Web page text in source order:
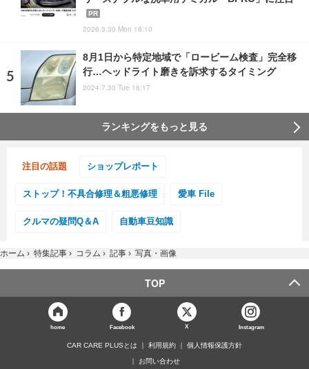
PR
2026.3.30 Mon 18:10
8月1日から特定地域で「ロービーム検査」完全移
行…ヘッドライト磨きを訴求するタイミング
2024.7.30 Tue 16:17
ランキングをもっと見る
注目の話題 ショップレポート
ストップ！不具合修理＆粗悪修理 愛車 File
クルマの疑問Q＆A 自動車豆知識
ホーム › 特集記事 › コラム › 記事 › 写真・画像
TOP
home Facebook X Instagram
CAR CARE PLUSとは 利用規約 個人情報保護方針
お問い合わせ